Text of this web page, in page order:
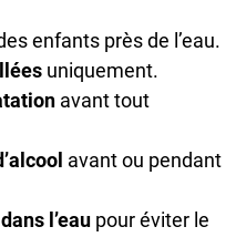
enfants près de l’eau.
uniquement.
avant tout
avant ou pendant
l’eau pour éviter le